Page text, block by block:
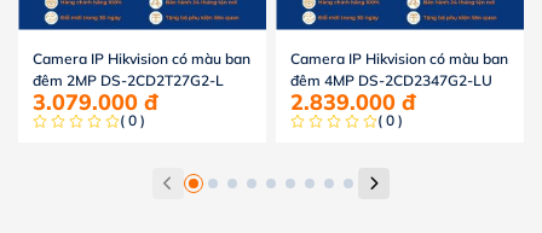
Camera IP Hikvision có màu ban
đêm 2MP DS-2CD2T27G2-L
3.079.000 đ
( 0 )
Camera IP Hikvision có màu ban
đêm 4MP DS-2CD2347G2-LU
2.839.000 đ
( 0 )